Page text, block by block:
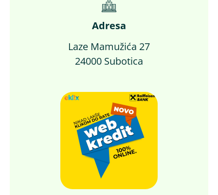
Adresa
Laze Mamužića 27
24000 Subotica